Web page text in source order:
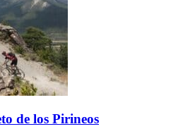
de los Pirineos